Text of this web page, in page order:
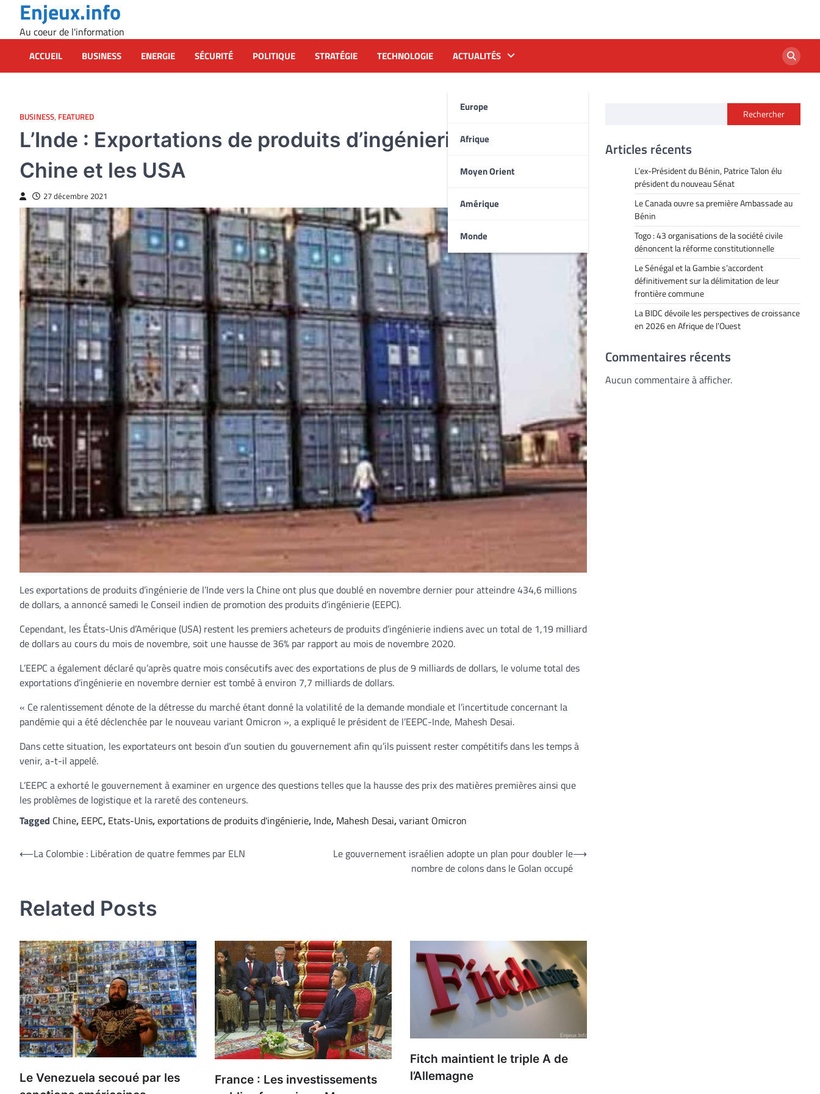
content
Enjeux.info
Au coeur de l'information
ACCUEIL BUSINESS ENERGIE SÉCURITÉ POLITIQUE STRATÉGIE TECHNOLOGIE ACTUALITÉS
Europe
Afrique
Moyen Orient
Amérique
Monde
BUSINESS, FEATURED
L’Inde : Exportations de produits d’ingénierie vers la
Chine et les USA
27 décembre 2021
Les exportations de produits d’ingénierie de l’Inde vers la Chine ont plus que doublé en novembre dernier pour atteindre 434,6 millions
de dollars, a annoncé samedi le Conseil indien de promotion des produits d’ingénierie (EEPC).
Cependant, les États-Unis d’Amérique (USA) restent les premiers acheteurs de produits d’ingénierie indiens avec un total de 1,19 milliard
de dollars au cours du mois de novembre, soit une hausse de 36% par rapport au mois de novembre 2020.
L’EEPC a également déclaré qu’après quatre mois consécutifs avec des exportations de plus de 9 milliards de dollars, le volume total des
exportations d’ingénierie en novembre dernier est tombé à environ 7,7 milliards de dollars.
« Ce ralentissement dénote de la détresse du marché étant donné la volatilité de la demande mondiale et l’incertitude concernant la
pandémie qui a été déclenchée par le nouveau variant Omicron », a expliqué le président de l’EEPC-Inde, Mahesh Desai.
Dans cette situation, les exportateurs ont besoin d’un soutien du gouvernement afin qu’ils puissent rester compétitifs dans les temps à
venir, a-t-il appelé.
L’EEPC a exhorté le gouvernement à examiner en urgence des questions telles que la hausse des prix des matières premières ainsi que
les problèmes de logistique et la rareté des conteneurs.
Tagged Chine, EEPC, Etats-Unis,exportations de produits d'ingénierie, Inde, Mahesh Desai,variant Omicron
Navigation
⟵La Colombie : Libération de quatre femmes par ELN
Le gouvernement israélien adopte un plan pour doubler le
nombre de colons dans le Golan occupé
⟶
Related Posts
Le Venezuela secoué par les
France : Les investissements
Fitch maintient le triple A de
l’Allemagne
Rechercher
Articles récents
L’ex-Président du Bénin, Patrice Talon élu
président du nouveau Sénat
Le Canada ouvre sa première Ambassade au
Bénin
Togo : 43 organisations de la société civile
dénoncent la réforme constitutionnelle
Le Sénégal et la Gambie s’accordent
définitivement sur la délimitation de leur
frontière commune
La BIDC dévoile les perspectives de croissance
en 2026 en Afrique de l’Ouest
Commentaires récents
Aucun commentaire à afficher.